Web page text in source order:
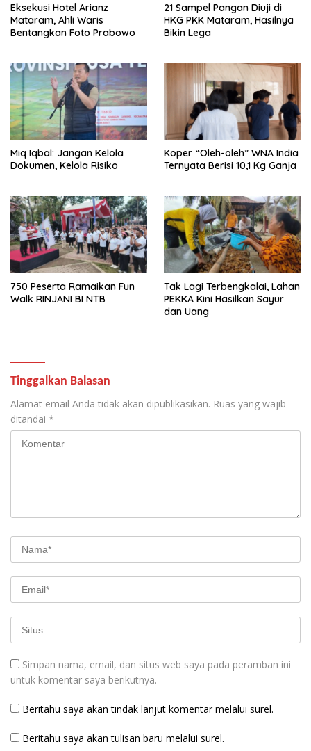
Eksekusi Hotel Arianz
Mataram, Ahli Waris
Bentangkan Foto Prabowo
21 Sampel Pangan Diuji di
HKG PKK Mataram, Hasilnya
Bikin Lega
Miq Iqbal: Jangan Kelola
Dokumen, Kelola Risiko
Koper “Oleh-oleh” WNA India
Ternyata Berisi 10,1 Kg Ganja
750 Peserta Ramaikan Fun
Walk RINJANI BI NTB
Tak Lagi Terbengkalai, Lahan
PEKKA Kini Hasilkan Sayur
dan Uang
Tinggalkan Balasan
Alamat email Anda tidak akan dipublikasikan. Ruas yang wajib
ditandai *
Simpan nama, email, dan situs web saya pada peramban ini
untuk komentar saya berikutnya.
Beritahu saya akan tindak lanjut komentar melalui surel.
Beritahu saya akan tulisan baru melalui surel.